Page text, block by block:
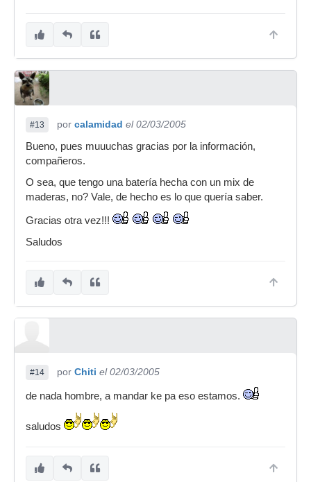
#13 por calamidad el 02/03/2005
Bueno, pues muuuchas gracias por la información,
compañeros.
O sea, que tengo una batería hecha con un mix de
maderas, no? Vale, de hecho es lo que quería saber.
Gracias otra vez!!!
Saludos
#14 por Chiti el 02/03/2005
de nada hombre, a mandar ke pa eso estamos.
saludos